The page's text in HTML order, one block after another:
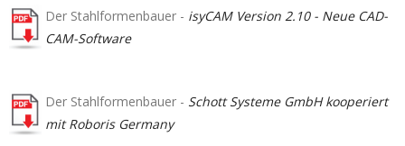
Der Stahlformenbauer - isyCAM Version 2.10 - Neue CAD-
CAM-Software
Der Stahlformenbauer - Schott Systeme GmbH kooperiert
mit Roboris Germany